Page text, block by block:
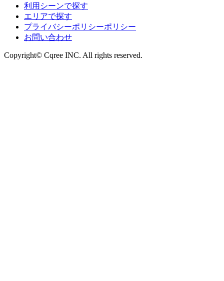
利用シーンで探す
エリアで探す
プライバシーポリシーポリシー
お問い合わせ
Copyright© Cqree INC. All rights reserved.